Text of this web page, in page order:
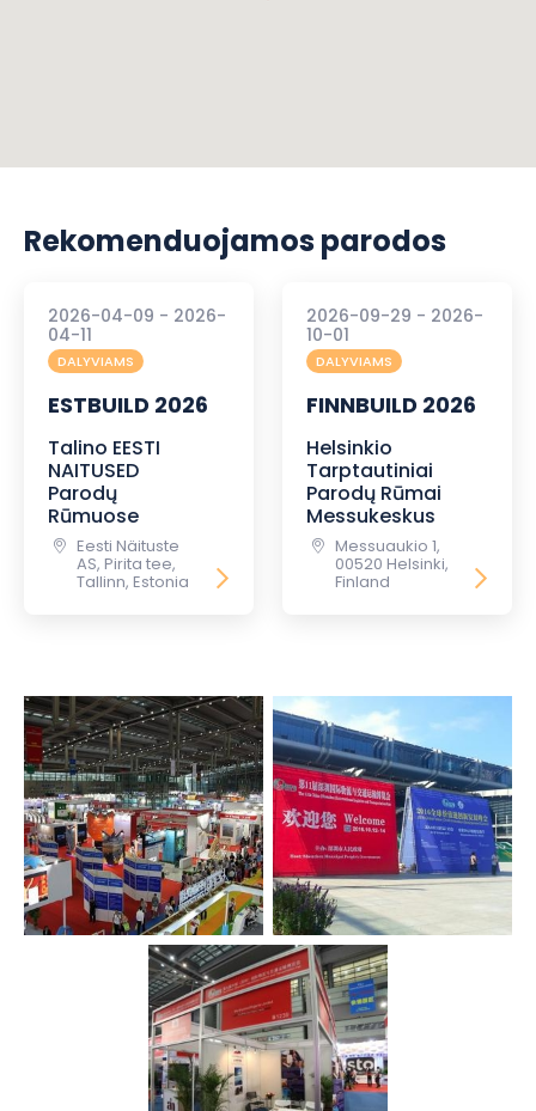
Rekomenduojamos parodos
2026-04-09 - 2026-
04-11
DALYVIAMS
ESTBUILD 2026
Talino EESTI
NAITUSED
Parodų
Rūmuose
Eesti Näituste
AS, Pirita tee,
Tallinn, Estonia
2026-09-29 - 2026-
10-01
DALYVIAMS
FINNBUILD 2026
Helsinkio
Tarptautiniai
Parodų Rūmai
Messukeskus
Messuaukio 1,
00520 Helsinki,
Finland